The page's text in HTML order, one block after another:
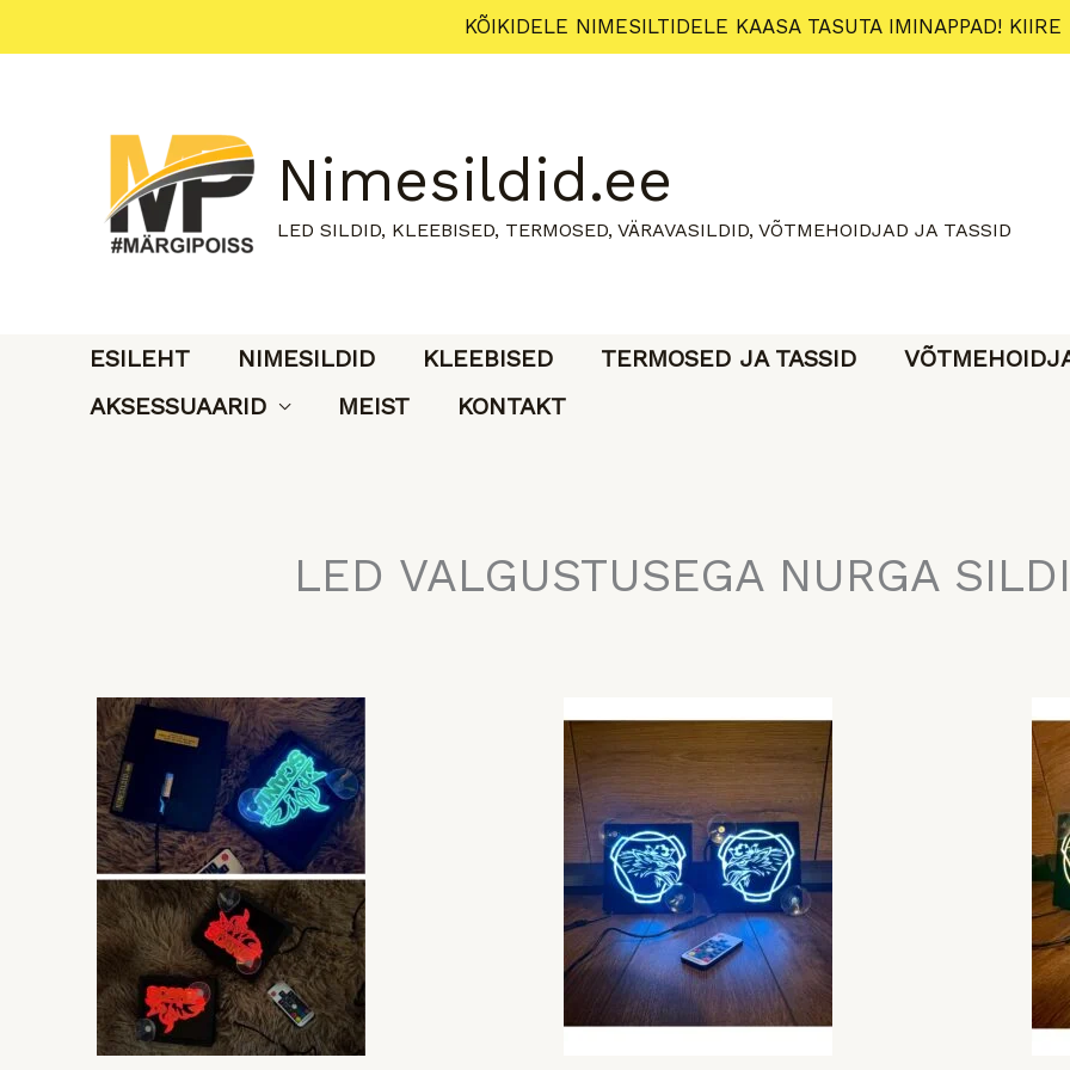
KÕIKIDELE NIMESILTIDELE KAASA TASUTA IMINAPPAD! KIIRE
Nimesildid.ee
LED SILDID, KLEEBISED, TERMOSED, VÄRAVASILDID, VÕTMEHOIDJAD JA TASSID
ESILEHT NIMESILDID KLEEBISED TERMOSED JA TASSID
AKSESSUAARID
MEIST KONTAKT
LED VALGUSTUSEGA NURGA